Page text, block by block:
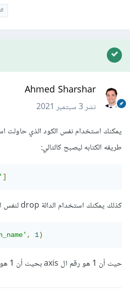
Ahmed Sharshar
نشر3 سبتمبر 2021
يمكنك استخدام نفس الكود الذي حاولت
طريقه الكتابه ليصبح كالتالي:
]
كذلك يمكنك استخدام الدالة drop لنفس المهمة كالتالي:
, 1)
حيث أن 1 هو رقم ال axis بحيث أن 1 هو العمود بينما 0 هو الصف.